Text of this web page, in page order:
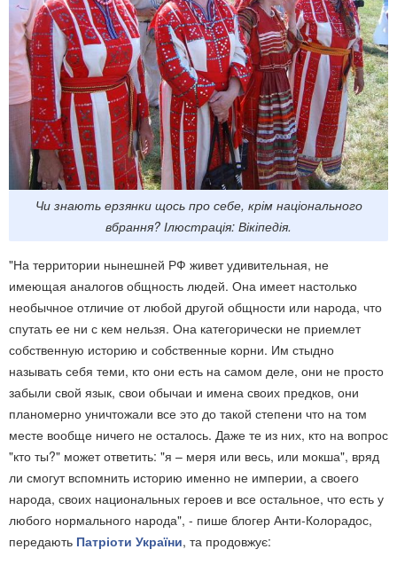
Чи знають ерзянки щось про себе, крім національного
вбрання? Ілюстрація: Вікіпедія.
"На территории нынешней РФ живет удивительная, не
имеющая аналогов общность людей. Она имеет настолько
необычное отличие от любой другой общности или народа, что
спутать ее ни с кем нельзя. Она категорически не приемлет
собственную историю и собственные корни. Им стыдно
называть себя теми, кто они есть на самом деле, они не просто
забыли свой язык, свои обычаи и имена своих предков, они
планомерно уничтожали все это до такой степени что на том
месте вообще ничего не осталось. Даже те из них, кто на вопрос
"кто ты?" может ответить: "я – меря или весь, или мокша", вряд
ли смогут вспомнить историю именно не империи, а своего
народа, своих национальных героев и все остальное, что есть у
любого нормального народа", - пише блогер Анти-Колорадос,
передають Патріоти України, та продовжує: